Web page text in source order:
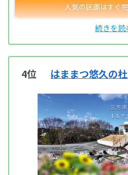
4位 はままつ悠久の杜